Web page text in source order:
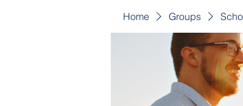
Home Groups